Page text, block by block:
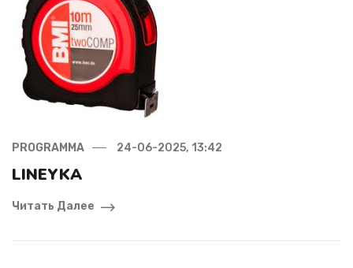
PROGRAMMA 24-06-2025, 13:42
LINEYKA
Читать Далее